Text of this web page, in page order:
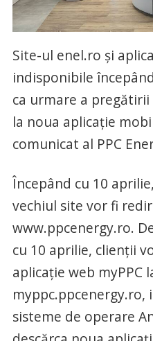
Site-ul enel.ro și
indisponibile
ca urmare a
la noua aplicație
comunicat al PPC
Începând cu 10
vechiul site vor fi
www.ppcenergy.ro.
cu 10 aprilie, clienții
aplicație web myPPC
sisteme de operare